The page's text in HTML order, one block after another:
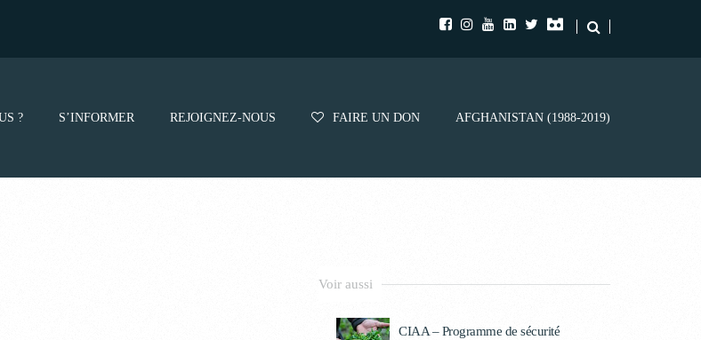
? S’INFORMER REJOIGNEZ-NOUS FAIRE UN DON AFGHANISTAN (1988-2019)
Voir aussi
CIAA – Programme de sécurité